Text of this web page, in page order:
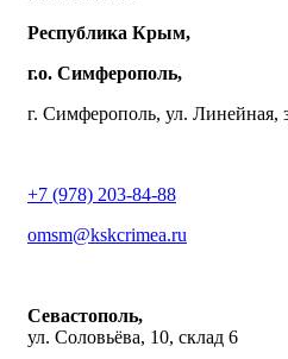
Республика Крым,
г.о. Симферополь,
г. Симферополь, ул. Линейная,
+7 (978) 203-84-88
omsm@kskcrimea.ru
Севастополь,
ул. Соловьёва, 10, склад 6